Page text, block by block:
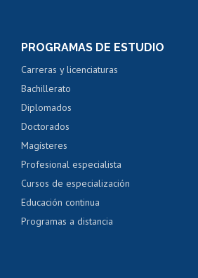
PROGRAMAS DE ESTUDIO
Carreras y licenciaturas
Bachillerato
Diplomados
Doctorados
Magísteres
Profesional especialista
Cursos de especialización
Educación continua
Programas a distancia